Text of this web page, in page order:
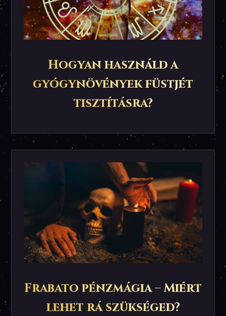
Hogyan használd a
gyógynövények füstjét
tisztításra?
Frabato pénzmágia – Miért
lehet rá szükséged?